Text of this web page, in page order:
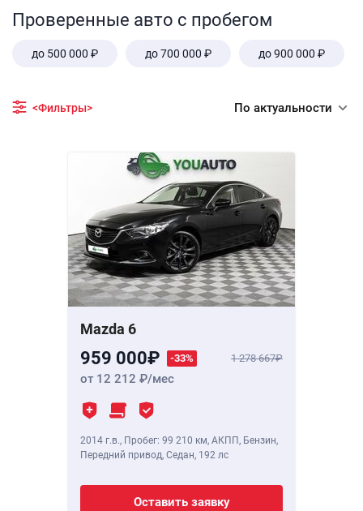
Проверенные авто с пробегом
до 500 000 ₽ до 700 000 ₽ до 900 000 ₽
<Фильтры> По актуальности
Mazda 6
959 000 -33% 1 278 667
от 12 212 /мес
2014 г.в., Пробег: 99 210 км, АКПП, Бензин,
Передний привод, Седан, 192 лс
Оставить заявку